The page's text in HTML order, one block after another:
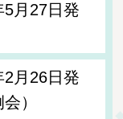
月27日発
月26日発
）